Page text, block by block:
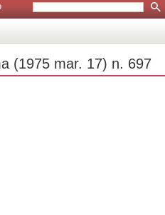
(1975 mar. 17) n. 697